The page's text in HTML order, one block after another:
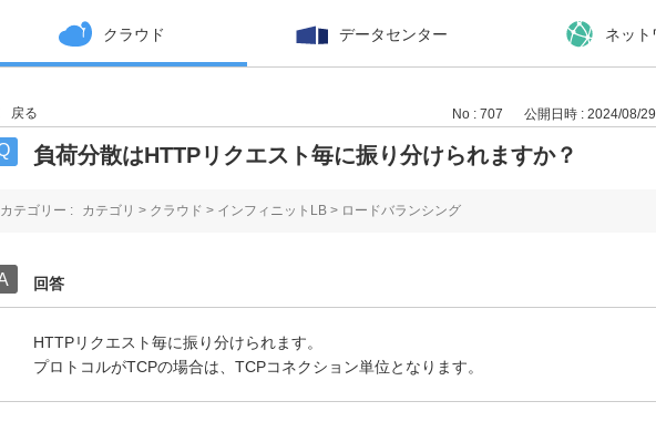
クラウド データセンター ネット
戻る No : 707 公開日時 : 2024/08/
負荷分散はHTTPリクエスト毎に振り分けられますか？
カテゴリー : カテゴリ > クラウド > インフィニットLB> ロードバランシング
回答
HTTPリクエスト毎に振り分けられます。
プロトコルがTCPの場合は、TCPコネクション単位となります。